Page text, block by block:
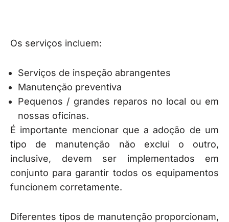
Os serviços incluem:
Serviços de inspeção abrangentes
Manutenção preventiva
Pequenos / grandes reparos no local ou em
nossas oficinas.
É importante mencionar que a adoção de um
tipo de manutenção não exclui o outro,
inclusive, devem ser implementados em
conjunto para garantir todos os equipamentos
funcionem corretamente.
Diferentes tipos de manutenção proporcionam,